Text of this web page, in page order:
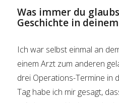
Was immer du
Geschichte in
Ich war selbst einmal an
einem Arzt zum anderen
drei Operations-Termine in
Tag habe ich mir gesagt,